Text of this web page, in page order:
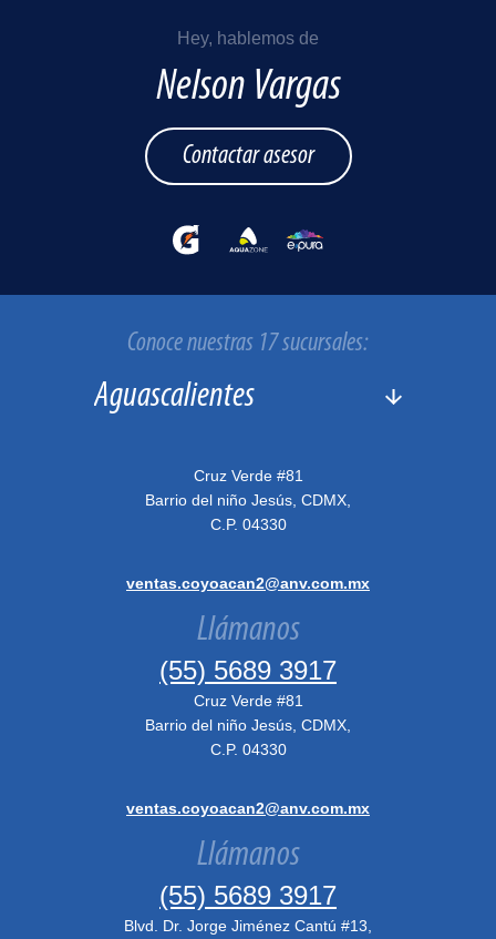
Hey, hablemos de
Nelson Vargas
Contactar asesor
Conoce nuestras 17 sucursales:
Cruz Verde #81
Barrio del niño Jesús, CDMX,
C.P. 04330
ventas.coyoacan2@anv.com.mx
Llámanos
(55) 5689 3917
Cruz Verde #81
Barrio del niño Jesús, CDMX,
C.P. 04330
ventas.coyoacan2@anv.com.mx
Llámanos
(55) 5689 3917
Blvd. Dr. Jorge Jiménez Cantú #13,